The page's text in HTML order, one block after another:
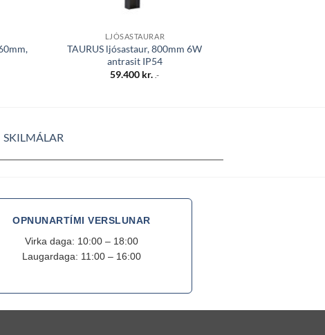
LJÓSASTAURAR
TAURUS ljósastaur, 800mm 6W
antrasit IP54
59.400 kr. .-
SKILMÁLAR
OPNUNARTÍMI VERSLUNAR
Virka daga: 10:00 – 18:00
Laugardaga: 11:00 – 16:00